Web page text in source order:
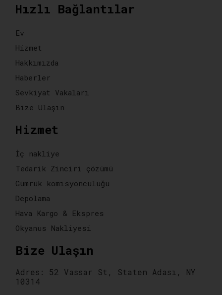
Hızlı Bağlantılar
Ev
Hizmet
Hakkımızda
Haberler
Sevkiyat Vakaları
Bize Ulaşın
Hizmet
İç nakliye
Tedarik Zinciri çözümü
Gümrük komisyonculuğu
Depolama
Hava Kargo & Ekspres
Okyanus Nakliyesi
Bize Ulaşın
Adres: 52 Vassar St, Staten Adası, NY
10314